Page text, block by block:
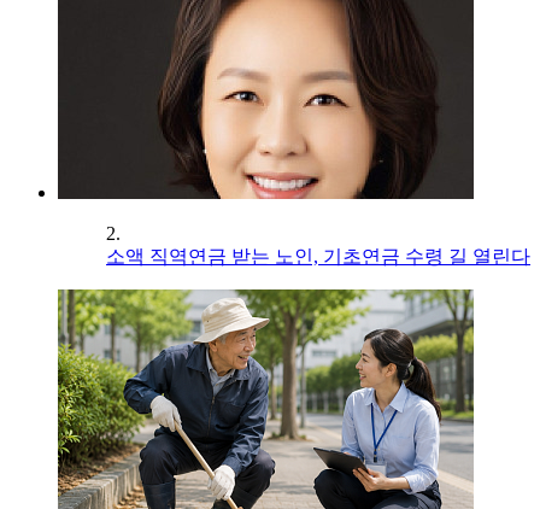
2.
소액 직역연금 받는 노인, 기초연금 수령 길 열린다